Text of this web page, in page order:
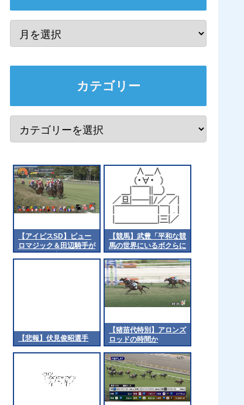
カテゴリー
【アイビスSD】ピュー
ロマジック＆田辺騎手が
ｷﾀ━━━━(ﾟ
【競馬】武豊「平和な競
馬の世界にいるボクらに
なにかできることがない
か、仲間と相談した
い」 被災地に思いを馳
せる [冬月記者★]
【悲報】伏見俊昭選手
【猪苗代特別】アロンズ
ロッドの時間か